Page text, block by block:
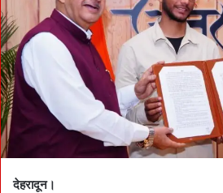
n
e
m
a
i
देहरादून।